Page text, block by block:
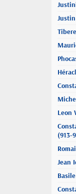
Leon
(913-
Jean